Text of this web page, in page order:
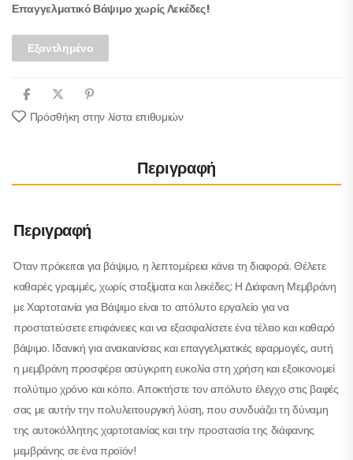
Επαγγελματικό Βάψιμο χωρίς Λεκέδες!
Εξαντλημένο
Πρόσθήκη στην λίστα επιθυμιών
Περιγραφή
Περιγραφή
Όταν πρόκειται για βάψιμο, η λεπτομέρεια κάνει τη διαφορά. Θέλετε
καθαρές γραμμές, χωρίς σταξίματα και λεκέδες; Η Διάφανη Μεμβράνη
με Χαρτοταινία για Βάψιμο είναι το απόλυτο εργαλείο για να
προστατεύσετε επιφάνειες και να εξασφαλίσετε ένα τέλειο και καθαρό
βάψιμο. Ιδανική για ανακαινίσεις και επαγγελματικές εφαρμογές, αυτή
η μεμβράνη προσφέρει ασύγκριτη ευκολία στη χρήση και εξοικονομεί
πολύτιμο χρόνο και κόπο. Αποκτήστε τον απόλυτο έλεγχο στις βαφές
σας με αυτήν την πολυλειτουργική λύση, που συνδυάζει τη δύναμη
της αυτοκόλλητης χαρτοταινίας και την προστασία της διάφανης
μεμβράνης σε ένα προϊόν!